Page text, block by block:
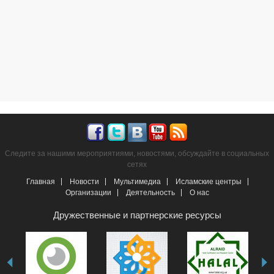
Следите за нашими мероприятиями, новостями, обсуждайте в социальных
сетях
Главная
Новости Мультимедиа
Исламские центры
Организации
Деятельность О нас
Дружественные и партнерские ресурсы